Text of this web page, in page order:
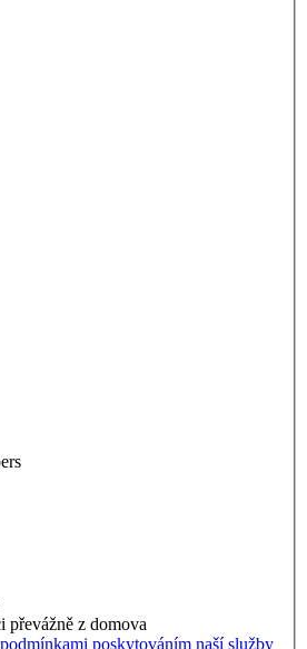
převážně z domova
podmínkami poskytováním naší služby